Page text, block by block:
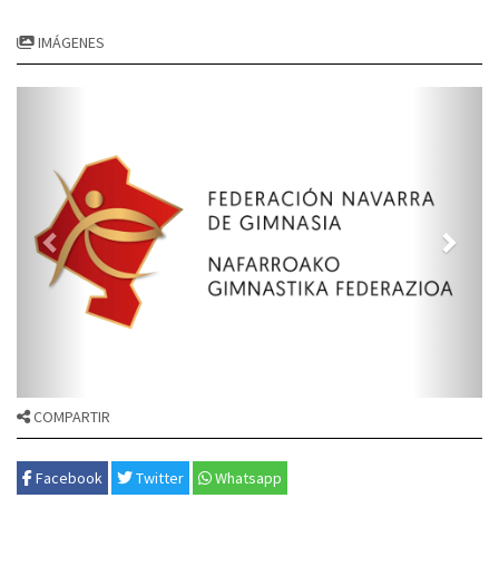
IMÁGENES
COMPARTIR
Facebook Twitter Whatsapp